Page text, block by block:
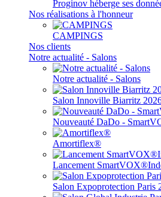
Proginov héberge ses
Nos réalisations à l'honneur
CAMPINGS
Nos clients
Notre actualité - Salons
Notre actualité - Salons
Salon Innoville Biarritz
Nouveauté DaDo -
Amortiflex®
Lancement
Salon Expoprotection Paris